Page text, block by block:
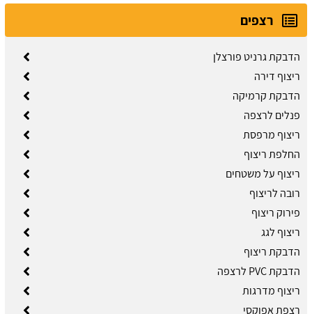
רצפים
הדבקת גרניט פורצלן
ריצוף דירה
הדבקת קרמיקה
פנלים לרצפה
ריצוף מרפסת
החלפת ריצוף
ריצוף על משטחים
רובה לריצוף
פירוק ריצוף
ריצוף לגג
הדבקת ריצוף
הדבקת PVC לרצפה
ריצוף מדרגות
רצפת אפוקסי